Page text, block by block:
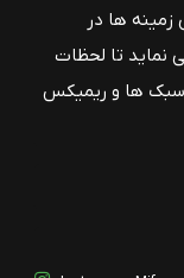
ها در
نماید تا لحظات
سبک ها و ریمیکس